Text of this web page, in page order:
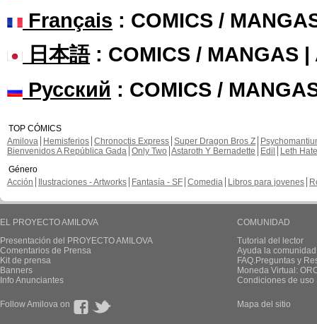
Français : COMICS /
日本語: COMICS / MANGAS |
Русский : COMICS /
TOP CÓMICS
Amilova
Hemisferios Chronoctis Express Super Dragon Bros Z
Bienvenidos A República Gada Only Two Astaroth Y Bernadette Edil
Leth Hate
Género
Acción
Ilustraciones - Artworks Fantasía - SF Comedia Libros para jovenes
EL PROYECTO AMILOVA
Presentación del PROYECTO AMILOVA
Comentarios de Prensa
Kit de prensa
Banners
Info Anunciantes
COMUNIDAD
Tutorial del lector
Ayuda la
FAQ.Preguntas y
Moneda Virtual:
Condiciones de uso
Follow Amilova on Mapa del sitio